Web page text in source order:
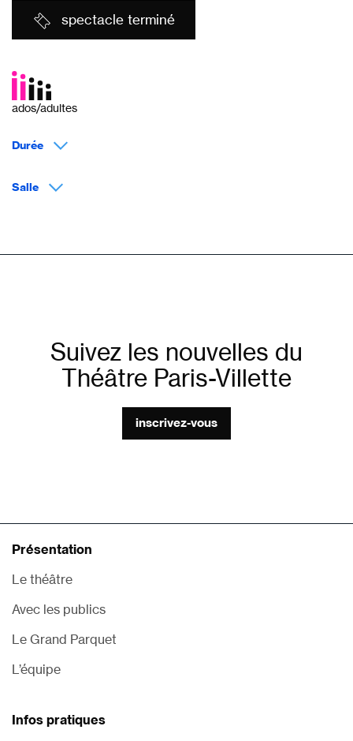
spectacle terminé
ados/adultes
Durée
Salle
Suivez les nouvelles du
Théâtre Paris-Villette
inscrivez-vous
Présentation
Le théâtre
Avec les publics
Le Grand Parquet
L’équipe
Infos pratiques